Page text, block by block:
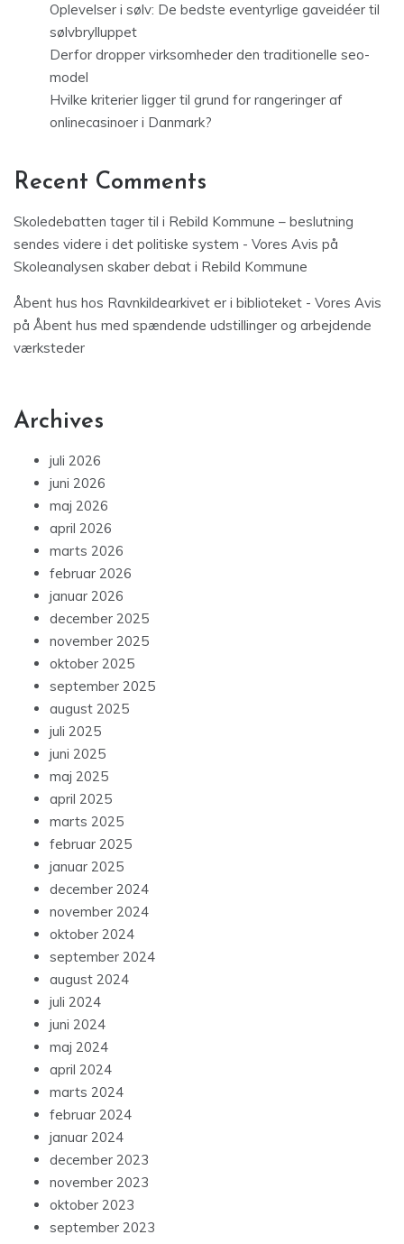
Oplevelser i sølv: De bedste eventyrlige gaveidéer til
sølvbrylluppet
Derfor dropper virksomheder den traditionelle seo-
model
Hvilke kriterier ligger til grund for rangeringer af
onlinecasinoer i Danmark?
Recent Comments
Skoledebatten tager til i Rebild Kommune – beslutning
sendes videre i det politiske system - Vores Avis på
Skoleanalysen skaber debat i Rebild Kommune
Åbent hus hos Ravnkildearkivet er i biblioteket - Vores Avis
på Åbent hus med spændende udstillinger og arbejdende
værksteder
Archives
juli 2026
juni 2026
maj 2026
april 2026
marts 2026
februar 2026
januar 2026
december 2025
november 2025
oktober 2025
september 2025
august 2025
juli 2025
juni 2025
maj 2025
april 2025
marts 2025
februar 2025
januar 2025
december 2024
november 2024
oktober 2024
september 2024
august 2024
juli 2024
juni 2024
maj 2024
april 2024
marts 2024
februar 2024
januar 2024
december 2023
november 2023
oktober 2023
september 2023